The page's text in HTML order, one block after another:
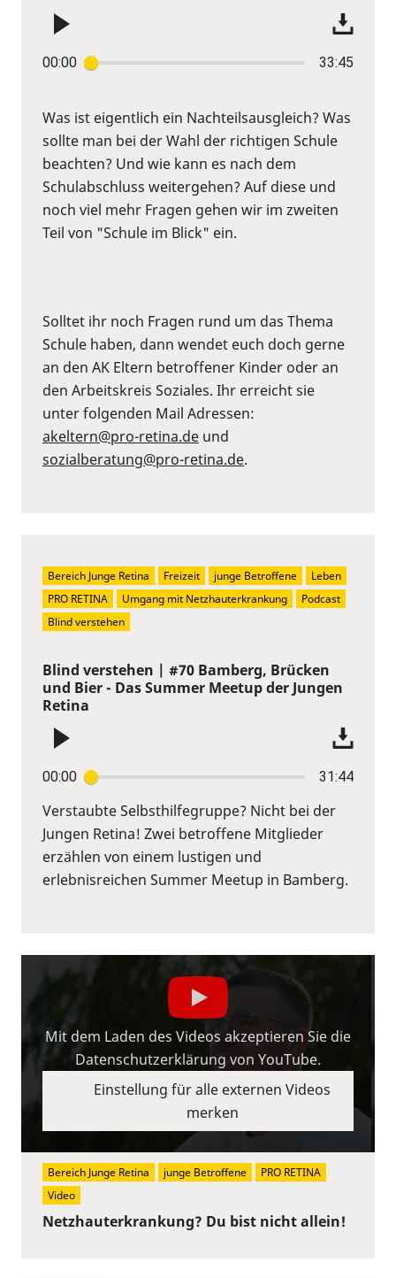
00:00 33:45
Was ist eigentlich ein Nachteilsausgleich? Was
sollte man bei der Wahl der richtigen Schule
beachten? Und wie kann es nach dem
Schulabschluss weitergehen? Auf diese und
noch viel mehr Fragen gehen wir im zweiten
Teil von "Schule im Blick" ein.
Solltet ihr noch Fragen rund um das Thema
Schule haben, dann wendet euch doch gerne
an den AK Eltern betroffener Kinder oder an
den Arbeitskreis Soziales. Ihr erreicht sie
unter folgenden Mail Adressen:
akeltern@pro-retina.de und
sozialberatung@pro-retina.de.
Blind verstehen | #70 Bamberg, Brücken
und Bier - Das Summer Meetup der Jungen
Retina
00:00 31:44
Verstaubte Selbsthilfegruppe? Nicht bei der
Jungen Retina! Zwei betroffene Mitglieder
erzählen von einem lustigen und
erlebnisreichen Summer Meetup in Bamberg.
Bereich Junge Retina Freizeit junge Betroffene
Leben
PRO RETINA
Umgang mit Netzhauterkrankung
Podcast
Blind verstehen
Netzhauterkrankung? Du bist nicht allein!
Mit dem Laden des Videos akzeptieren Sie die
Datenschutzerklärung von YouTube.
Einstellung für alle externen Videos
merken
Bereich Junge Retina junge Betroffene
PRO RETINA
Video